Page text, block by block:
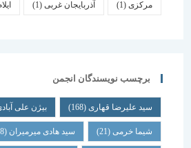
(1) آذربایجان غربی(1) ایلام
برچسب نویسندگان انجمن
سید علیرضا قهاری(168) بیژن علی آبادی(31)
شیما خرمی(21) سید هادی میرمیران(18)